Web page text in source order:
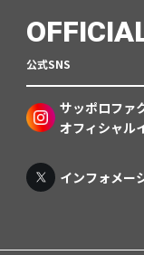
公式SNS
サッポロファ
オフィシャル
インフォメー